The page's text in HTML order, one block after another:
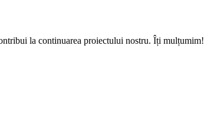
la continuarea proiectului nostru. Îți mulțumim!